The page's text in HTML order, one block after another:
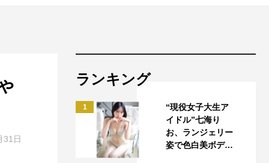
31日
ランキング
1
“現役女子大生ア
イドル”七海り
お、ランジェリー
姿で色白美ボデ…